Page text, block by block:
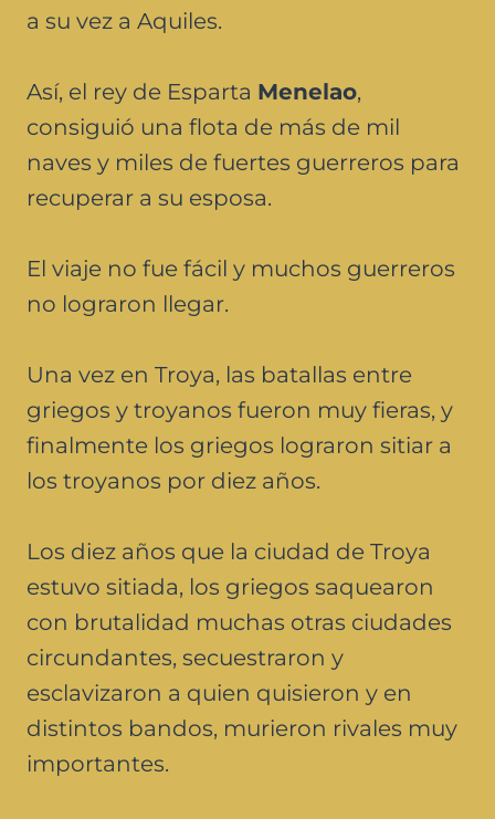
a su vez a Aquiles.
Así, el rey de Esparta Menelao,
consiguió una flota de más de mil
naves y miles de fuertes guerreros para
recuperar a su esposa.
El viaje no fue fácil y muchos guerreros
no lograron llegar.
Una vez en Troya, las batallas entre
griegos y troyanos fueron muy fieras, y
finalmente los griegos lograron sitiar a
los troyanos por diez años.
Los diez años que la ciudad de Troya
estuvo sitiada, los griegos saquearon
con brutalidad muchas otras ciudades
circundantes, secuestraron y
esclavizaron a quien quisieron y en
distintos bandos, murieron rivales muy
importantes.